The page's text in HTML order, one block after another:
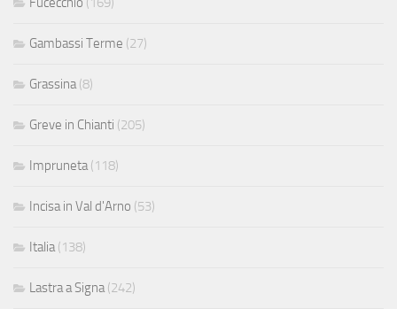
Gambassi Terme (27)
Grassina(8)
Greve in Chianti (205)
Impruneta(118)
Incisa in Val d'Arno (53)
Italia(138)
Lastra a Signa(242)